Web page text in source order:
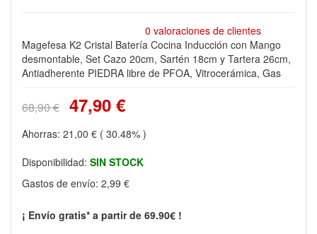
0 valoraciones de clientes
Magefesa K2 Cristal Batería Cocina Inducción con Mango
desmontable, Set Cazo 20cm, Sartén 18cm y Tartera 26cm,
Antiadherente PIEDRA libre de PFOA, Vitrocerámica, Gas
68,90 € 47,90 €
Ahorras: 21,00 € ( 30.48% )
Disponibilidad: SIN STOCK
Gastos de envío: 2,99 €
¡ Envío gratis* a partir de 69.90€ !